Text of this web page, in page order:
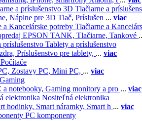
3D Tlačiarne a
Náplne pre 3D Tlač, Príslušen ... viac
Tlačiarne a
EPSON TANK, Tlačiarne, Tankové
Tablety a príslušenstvo
Príslušenstvo pre tablety, ... viac
Počítače
Zostavy PC, Mini PC, ... viac
Gaming
a notebooky, Gaming monitory a pro ... viac
Nositeľná elektronika
hodinky, Smart náramky, Smart h ... viac
PC komponenty